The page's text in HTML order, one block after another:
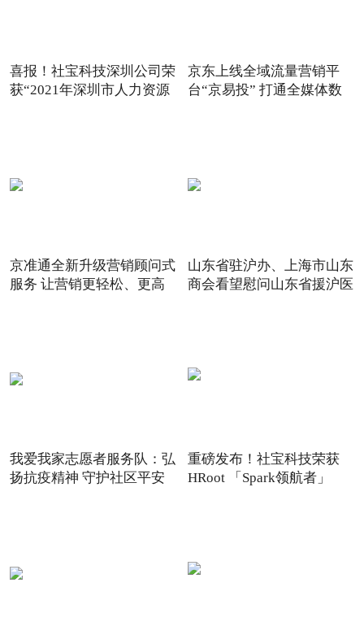
喜报！社宝科技深圳公司荣
获“2021年深圳市人力资源
京东上线全域流量营销平
台“京易投” 打通全媒体数
京准通全新升级营销顾问式
服务 让营销更轻松、更高
山东省驻沪办、上海市山东
商会看望慰问山东省援沪医
我爱我家志愿者服务队：弘
扬抗疫精神 守护社区平安
重磅发布！社宝科技荣获
HRoot 「Spark领航者」